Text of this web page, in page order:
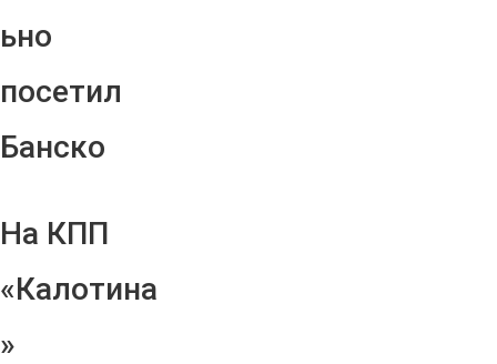
ьно
посетил
Банско
На КПП
«Калотина
»